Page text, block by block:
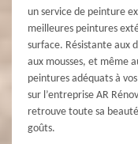
un service de peinture
meilleures peintures
surface. Résistante aux
aux mousses, et même
peintures adéquats à
sur l’entreprise AR
retrouve toute sa
goûts.